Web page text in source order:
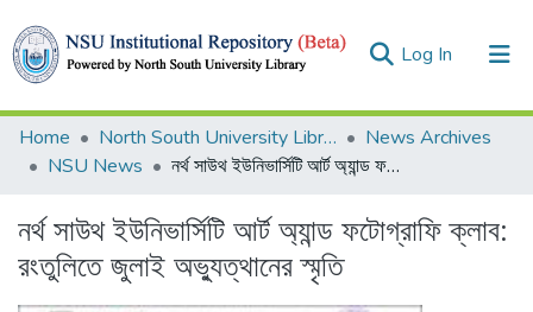
Log In (current)
Collections
Statistics
Home North South University Library
News Archives
NSU News
নর্থ সাউথ ইউনিভার্সিটি আর্ট অ্যান্ড ফটোগ্রাফি ক্লাব: রংতুলিতে জুলাই অভ্যুত্থানের স্মৃতি
নর্থ সাউথ ইউনিভার্সিটি আর্ট অ্যান্ড ফটোগ্রাফি ক্লাব:
রংতুলিতে জুলাই অভ্যুত্থানের স্মৃতি